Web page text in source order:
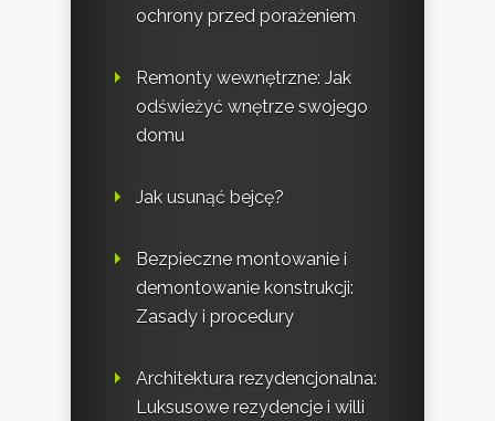
ochrony przed porażeniem
Remonty wewnętrzne: Jak
odświeżyć wnętrze swojego
domu
Jak usunąć bejcę?
Bezpieczne montowanie i
demontowanie konstrukcji:
Zasady i procedury
Architektura rezydencjonalna:
Luksusowe rezydencje i willi